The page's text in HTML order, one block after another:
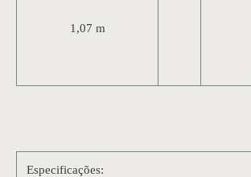
1,07 m
Especificações: